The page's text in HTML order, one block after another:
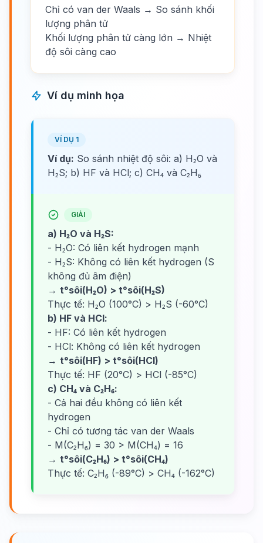
Chỉ có van der Waals → So sánh khối
lượng phân tử
Khối lượng phân tử càng lớn → Nhiệt
độ sôi càng cao
Ví dụ minh họa
VÍ DỤ 1
Ví dụ: So sánh nhiệt độ sôi: a) H₂O và
H₂S; b) HF và HCl; c) CH₄ và C₂H₆
GIẢI
a) H₂O và H₂S:
- H₂O: Có liên kết hydrogen mạnh
- H₂S: Không có liên kết hydrogen (S
không đủ âm điện)
→ t°sôi(H₂O) > t°sôi(H₂S)
Thực tế: H₂O (100°C) > H₂S (-60°C)
b) HF và HCl:
- HF: Có liên kết hydrogen
- HCl: Không có liên kết hydrogen
→ t°sôi(HF) > t°sôi(HCl)
Thực tế: HF (20°C) > HCl (-85°C)
c) CH₄ và C₂H₆:
- Cả hai đều không có liên kết
hydrogen
- Chỉ có tương tác van der Waals
- M(C₂H₆) = 30 > M(CH₄) = 16
→ t°sôi(C₂H₆) > t°sôi(CH₄)
Thực tế: C₂H₆ (-89°C) > CH₄ (-162°C)